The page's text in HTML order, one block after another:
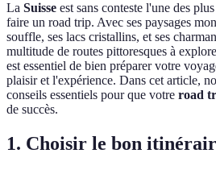
La Suisse est sans conteste l'une des
faire un road trip. Avec ses paysages
souffle, ses lacs cristallins, et ses
multitude de routes pittoresques à
est essentiel de bien préparer votre
plaisir et l'expérience. Dans cet article,
conseils essentiels pour que votre road
de succès.
1. Choisir le bon